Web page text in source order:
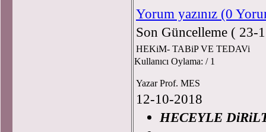
Yorum yazınız (0
Son Güncelleme ( 23-
HEKiM- TABiP VE TEDAVi
Kullanıcı Oylama: / 1
Yazar Prof. MES
12-10-2018
HECEYLE